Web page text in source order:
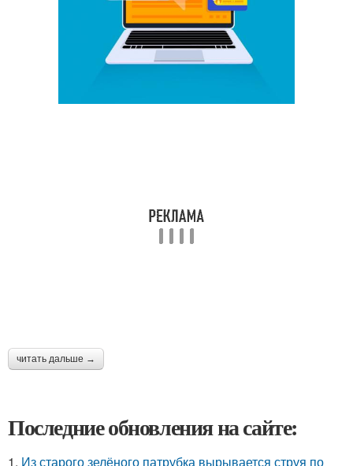
читать дальше →
Последние обновления на сайте:
1. Из старого зелёного патрубка вырывается струя по